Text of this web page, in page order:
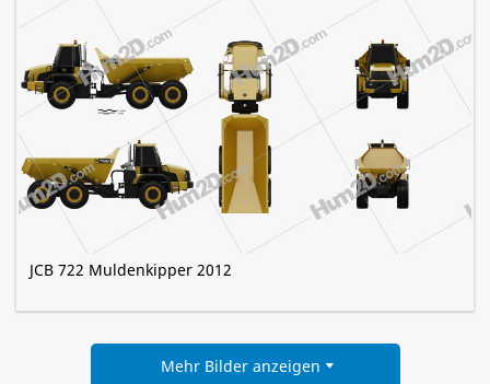
JCB 722 Muldenkipper 2012
Mehr Bilder anzeigen